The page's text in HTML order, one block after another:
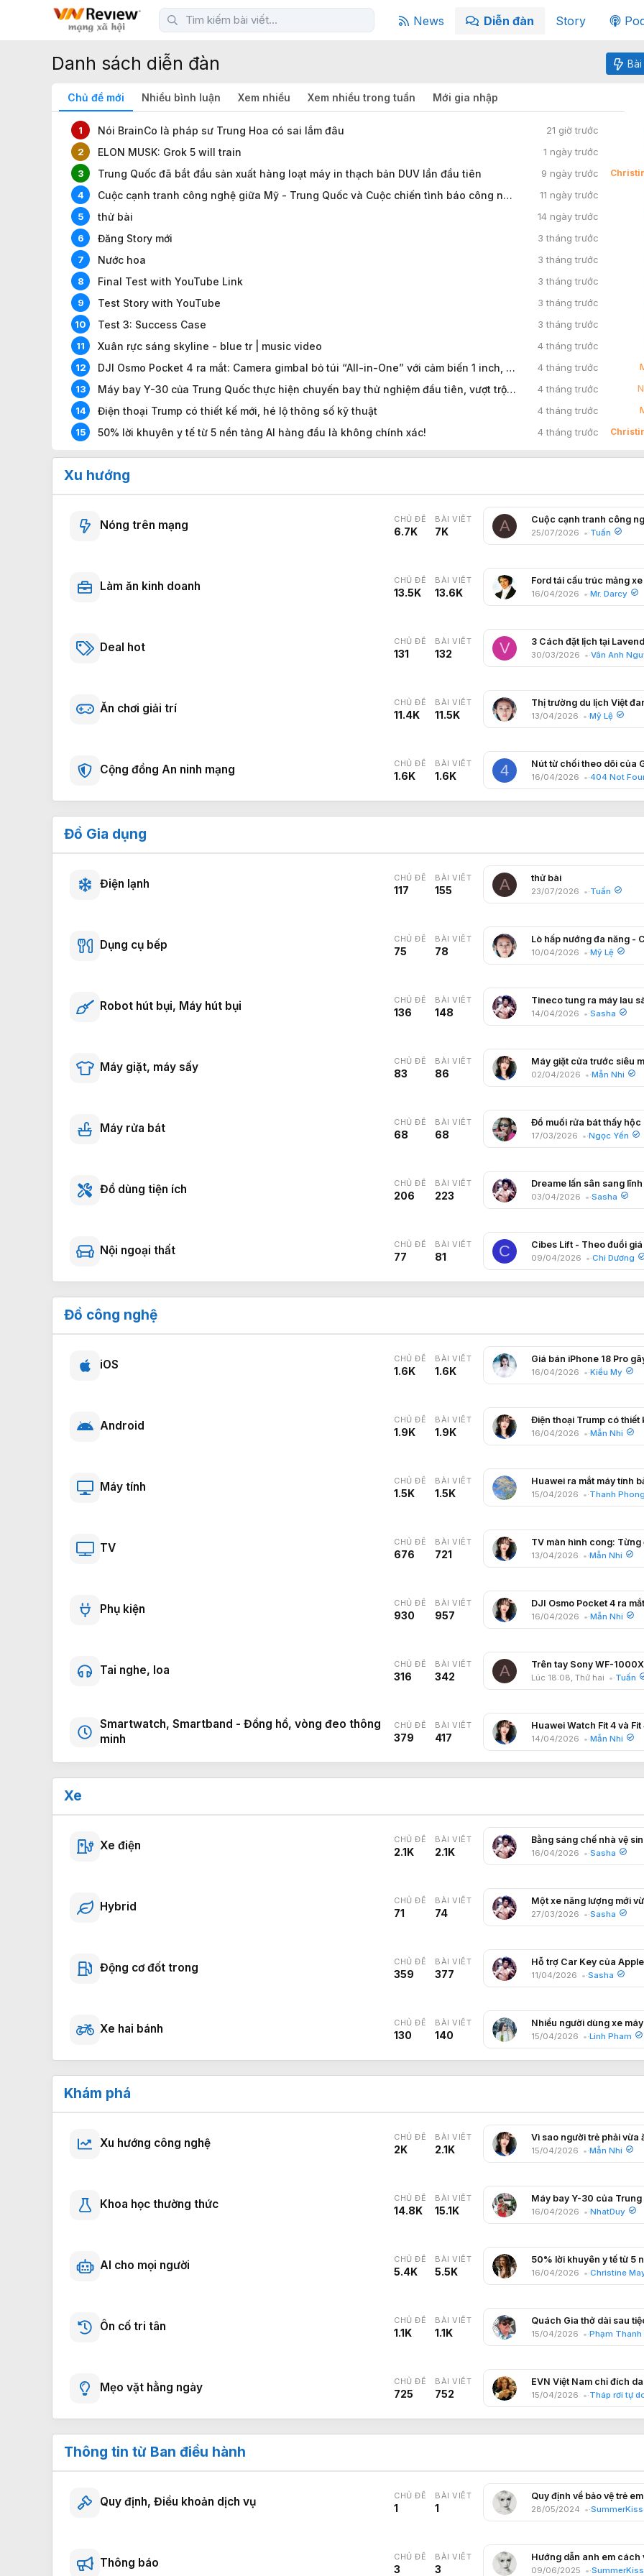
News Diễn đàn Story
Danh sách diễn đàn
Chủ đề mới Nhiều bình luận Xem nhiều Xem nhiều trong tuần Mới gia nhập
1 Nói BrainCo là pháp sư Trung Hoa có sai lắm đâu 21 giờ trước
2 ELON MUSK: Grok 5 will train 1 ngày trước
3 Trung Quốc đã bắt đầu sản xuất hàng loạt máy in thạch bản DUV lần đầu tiên 9 ngày trước
4 Cuộc cạnh tranh công nghệ giữa Mỹ - Trung Quốc và Cuộc chiến tình báo công nghệ 11 ngày trước
5 thử bài 14 ngày trước
6 Đăng Story mới 3 tháng trước
7 Nước hoa 3 tháng trước
8 Final Test with YouTube Link 3 tháng trước
9 Test Story with YouTube 3 tháng trước
10 Test 3: Success Case 3 tháng trước
11 Xuân rực sáng skyline - blue tr | music video 4 tháng trước
12 DJI Osmo Pocket 4 ra mắt: Camera gimbal bỏ túi “All-in-One” với cảm biến 1 inch, zoom 2X lossless và hàng loạt nâng cấp chuyên nghiệp 4 tháng trước
13 Máy bay Y-30 của Trung Quốc thực hiện chuyến bay thử nghiệm đầu tiên, vượt trội hơn C-130J, và "ông vua vận tải hàng không" đã đổi chủ. 4 tháng trước
14 Điện thoại Trump có thiết kế mới, hé lộ thông số kỹ thuật 4 tháng trước
15 50% lời khuyên y tế từ 5 nền tảng AI hàng đầu là không chính xác! 4 tháng trước
Xu hướng
Nóng trên mạng CHỦ ĐỀ
6.7K
BÀI VIẾT
7K A 25/07/2026 Tuấn
Làm ăn kinh doanh CHỦ ĐỀ
13.5K
BÀI VIẾT
13.6K 16/04/2026 Mr. Darcy
Deal hot CHỦ ĐỀ
131
BÀI VIẾT
132 V 30/03/2026 Vân Anh
Ăn chơi giải trí CHỦ ĐỀ
11.4K
BÀI VIẾT
11.5K 13/04/2026 Mỹ Lệ
Cộng đồng An ninh mạng CHỦ ĐỀ
1.6K
BÀI VIẾT
1.6K 4 16/04/2026 404 Not
Đồ Gia dụng
Điện lạnh CHỦ ĐỀ
117
BÀI VIẾT
155 A thử bài
23/07/2026 Tuấn
Dụng cụ bếp CHỦ ĐỀ
75
BÀI VIẾT
78 10/04/2026 Mỹ Lệ
Robot hút bụi, Máy hút bụi CHỦ ĐỀ
136
BÀI VIẾT
148 14/04/2026 Sasha
Máy giặt, máy sấy CHỦ ĐỀ
83
BÀI VIẾT
86 02/04/2026 Mẫn Nhi
Máy rửa bát CHỦ ĐỀ
68
BÀI VIẾT
68 17/03/2026 Ngọc Yến
Đồ dùng tiện ích CHỦ ĐỀ
206
BÀI VIẾT
223 03/04/2026 Sasha
Nội ngoại thất CHỦ ĐỀ
77
BÀI VIẾT
81 C 09/04/2026 Chi Dương
Đồ công nghệ
iOS CHỦ ĐỀ
1.6K
BÀI VIẾT
1.6K 16/04/2026 Kiều My
Android CHỦ ĐỀ
1.9K
BÀI VIẾT
1.9K 16/04/2026 Mẫn Nhi
Máy tính CHỦ ĐỀ
1.5K
BÀI VIẾT
1.5K 15/04/2026 Thanh Phong
TV CHỦ ĐỀ
676
BÀI VIẾT
721 13/04/2026 Mẫn Nhi
Phụ kiện CHỦ ĐỀ
930
BÀI VIẾT
957 16/04/2026 Mẫn Nhi
Tai nghe, loa CHỦ ĐỀ
316
BÀI VIẾT
342 A Lúc 18:08, Thứ hai Tuấn
Smartwatch, Smartband - Đồng hồ, vòng đeo thông
minh
CHỦ ĐỀ
379
BÀI VIẾT
417 14/04/2026 Mẫn Nhi
Xe
Xe điện CHỦ ĐỀ
2.1K
BÀI VIẾT
2.1K 16/04/2026 Sasha
Hybrid CHỦ ĐỀ
71
BÀI VIẾT
74 27/03/2026 Sasha
Động cơ đốt trong CHỦ ĐỀ
359
BÀI VIẾT
377 11/04/2026 Sasha
Xe hai bánh CHỦ ĐỀ
130
BÀI VIẾT
140 15/04/2026 Linh Pham
Khám phá
Xu hướng công nghệ CHỦ ĐỀ
2K
BÀI VIẾT
2.1K 15/04/2026 Mẫn Nhi
Khoa học thường thức CHỦ ĐỀ
14.8K
BÀI VIẾT
15.1K 16/04/2026 NhatDuy
AI cho mọi người CHỦ ĐỀ
5.4K
BÀI VIẾT
5.5K 16/04/2026 Christine
Ôn cố tri tân CHỦ ĐỀ
1.1K
BÀI VIẾT
1.1K 15/04/2026 Phạm Thanh
Mẹo vặt hằng ngày CHỦ ĐỀ
725
BÀI VIẾT
752 15/04/2026 Tháp rơi tự
Thông tin từ Ban điều hành
Quy định, Điều khoản dịch vụ CHỦ ĐỀ
1
BÀI VIẾT
1 28/05/2024
Thông báo CHỦ ĐỀ
3
BÀI VIẾT
3 09/06/2025